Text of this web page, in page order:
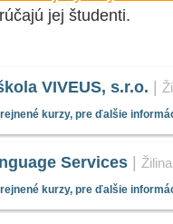
jej študenti.
VIVEUS, s.r.o.
kurzy, pre ďalšie
Services Žilina
kurzy, pre ďalšie